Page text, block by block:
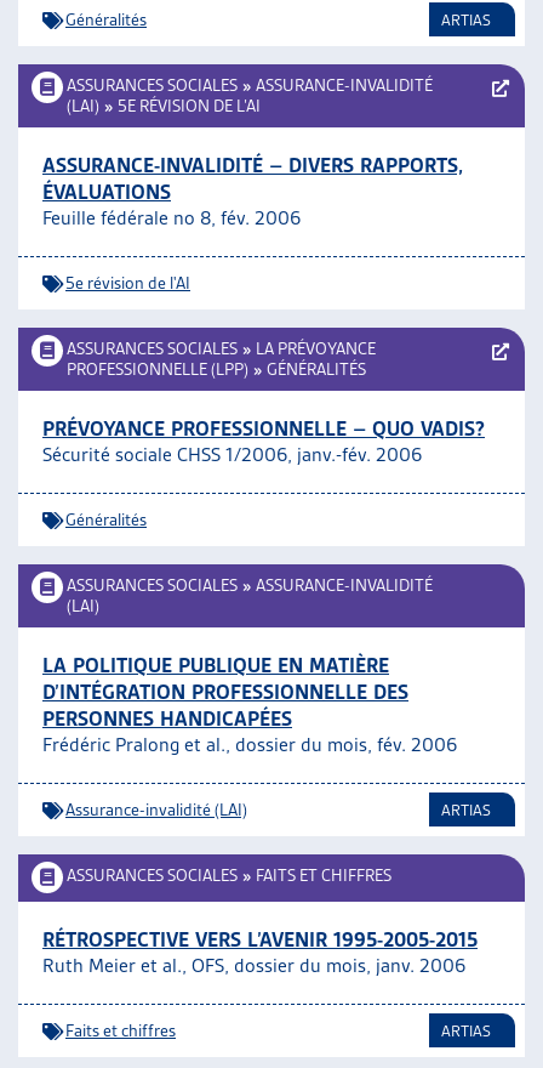
Généralités ARTIAS
ASSURANCES SOCIALES » ASSURANCE-INVALIDITÉ
(LAI) » 5E RÉVISION DE L’AI
ASSURANCE-INVALIDITÉ – DIVERS RAPPORTS,
ÉVALUATIONS
Feuille fédérale no 8, fév. 2006
5e révision de l'AI
ASSURANCES SOCIALES » LA PRÉVOYANCE
PROFESSIONNELLE (LPP) » GÉNÉRALITÉS
PRÉVOYANCE PROFESSIONNELLE – QUO VADIS?
Sécurité sociale CHSS 1/2006, janv.-fév. 2006
Généralités
ASSURANCES SOCIALES » ASSURANCE-INVALIDITÉ
(LAI)
LA POLITIQUE PUBLIQUE EN MATIÈRE
D’INTÉGRATION PROFESSIONNELLE DES
PERSONNES HANDICAPÉES
Frédéric Pralong et al., dossier du mois, fév. 2006
Assurance-invalidité (LAI) ARTIAS
ASSURANCES SOCIALES » FAITS ET CHIFFRES
RÉTROSPECTIVE VERS L’AVENIR 1995-2005-2015
Ruth Meier et al., OFS, dossier du mois, janv. 2006
Faits et chiffres ARTIAS